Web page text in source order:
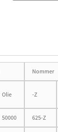
Nommer
Olie -Z
50000 625-Z